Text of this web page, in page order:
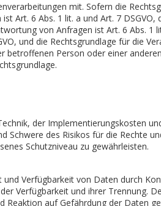
mit. Sofern die
Art. 6 Abs. 1 lit. a und Art. 7
von Anfragen ist Art. 6 Abs. 1
und die Rechtsgrundlage für die
betroffenen Person oder einer
der Implementierungskosten
des Risikos für die Rechte
Schutzniveau zu gewährleisten.
Verfügbarkeit von Daten durch
Verfügbarkeit und ihrer Trennung.
auf Gefährdung der Daten